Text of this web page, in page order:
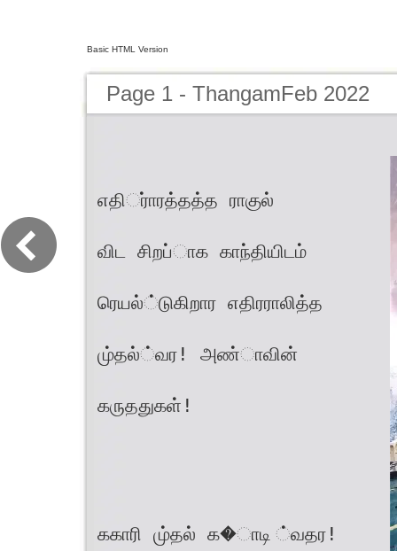
Basic HTML Version
Page 1 - ThangamFeb 2022
எதிர்ாரத்தத்த ராகுல்
விட சிறப்ாக காந்தியிடம்
ரெயல்்டுகிறார எதிரராலித்த
மு்தல்்வர! அண்ாவின்
கருததுகள்!
ககாரி மு்தல் க�ாடி ்வதர!